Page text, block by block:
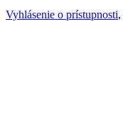
Vyhlásenie o prístupnosti,